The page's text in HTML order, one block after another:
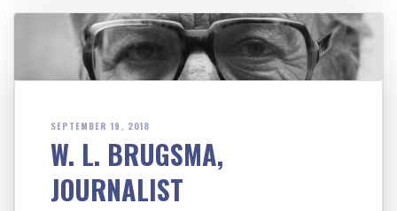
SEPTEMBER 19, 2018
W. L. BRUGSMA,
JOURNALIST